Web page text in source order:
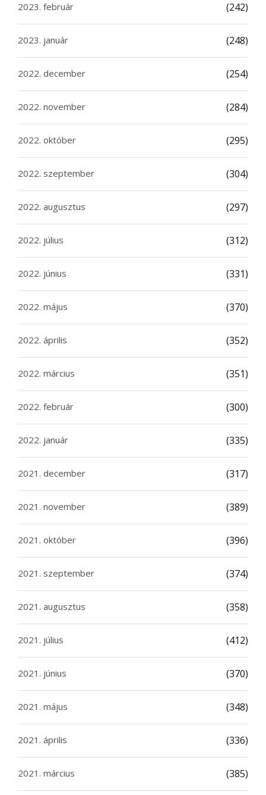
2023. február (242)
2023. január (248)
2022. december (254)
2022. november (284)
2022. október (295)
2022. szeptember (304)
2022. augusztus (297)
2022. július (312)
2022. június (331)
2022. május (370)
2022. április (352)
2022. március (351)
2022. február (300)
2022. január (335)
2021. december (317)
2021. november (389)
2021. október (396)
2021. szeptember (374)
2021. augusztus (358)
2021. július (412)
2021. június (370)
2021. május (348)
2021. április (336)
2021. március (385)